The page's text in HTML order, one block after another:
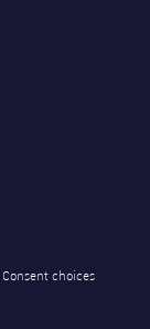
Consent choices